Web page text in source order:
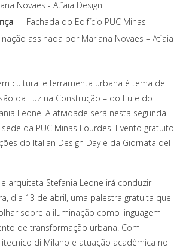
— Fachada do Edifício PUC Minas
assinada por Mariana Novaes – Atîaia
cultural e ferramenta urbana é tema de
da Luz na Construção – do Eu e do
Leone. A atividade será nesta segunda
da PUC Minas Lourdes. Evento gratuito
do Italian Design Day e da Giornata del
arquiteta Stefania Leone irá conduzir
dia 13 de abril, uma palestra gratuita que
sobre a iluminação como linguagem
de transformação urbana. Com
di Milano e atuação acadêmica no